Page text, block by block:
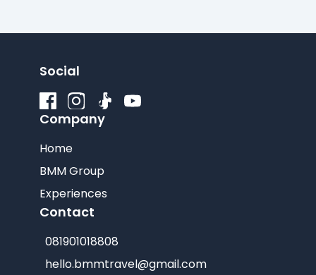
Social
Company
Home
BMM Group
Experiences
Contact
081901018808
hello.bmmtravel@gmail.com